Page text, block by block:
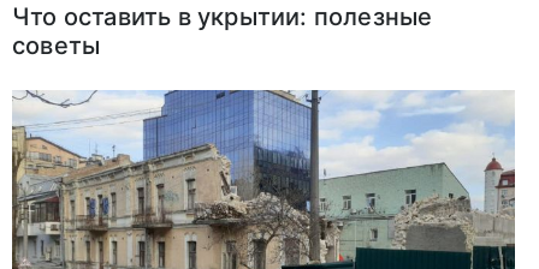
Что оставить в укрытии: полезные
советы